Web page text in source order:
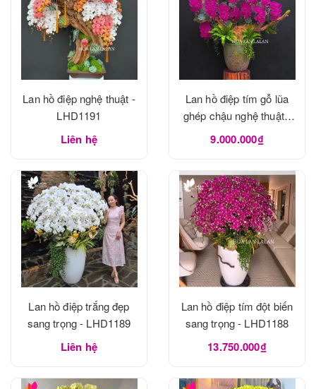
Lan hồ điệp nghệ thuật -
LHD1191
Liên hệ
Lan hồ điệp tím gỗ lũa
ghép chậu nghệ thuật -
LHD1190
9.000.000₫
Lan hồ điệp trắng đẹp
sang trọng - LHD1189
Liên hệ
Lan hồ điệp tím đột biến
sang trọng - LHD1188
13.750.000₫